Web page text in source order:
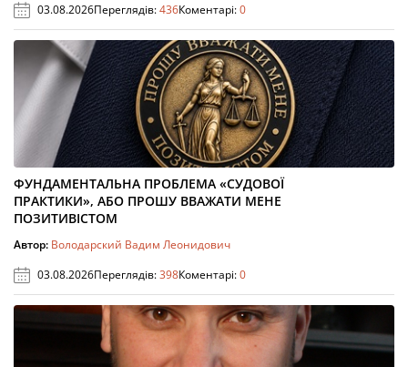
03.08.2026Переглядів:436Коментарі:0
ФУНДАМЕНТАЛЬНА ПРОБЛЕМА «СУДОВОЇ
ПРАКТИКИ», АБО ПРОШУ ВВАЖАТИ МЕНЕ
ПОЗИТИВІСТОМ
Автор: Володарский Вадим Леонидович
03.08.2026Переглядів:398Коментарі:0